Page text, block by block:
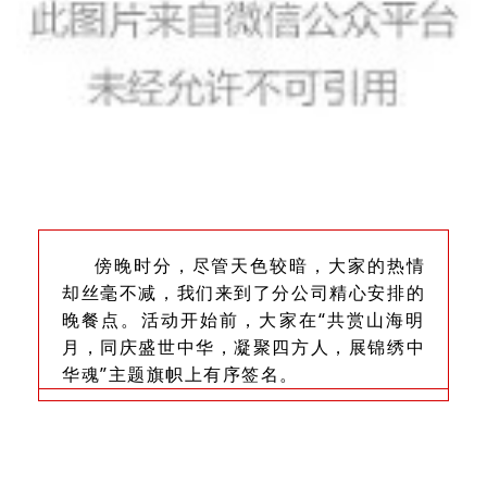
傍晚时分，尽管天色较暗，大家的热情
却丝毫不减，我们来到了分公司精心安排的
晚餐点。活动开始前，大家在“共赏山海明
月，同庆盛世中华，凝聚四方人，展锦绣中
华魂”主题旗帜上有序签名。